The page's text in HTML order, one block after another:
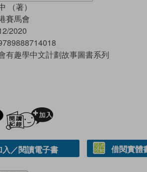
（著）
賽馬會
2020
有趣學中文計劃故事圖書系列
試閲
入／閱讀電子書 借閱實體